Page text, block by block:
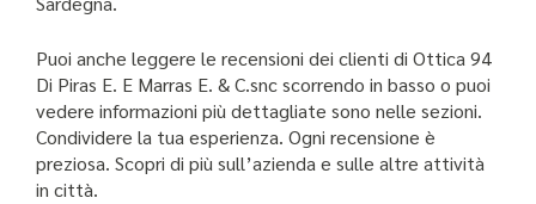
Puoi anche leggere le recensioni dei clienti di Ottica 94
Di Piras E. E Marras E. & C.snc scorrendo in basso o puoi
vedere informazioni più dettagliate sono nelle sezioni.
Condividere la tua esperienza. Ogni recensione è
preziosa. Scopri di più sull’azienda e sulle altre attività
in città.